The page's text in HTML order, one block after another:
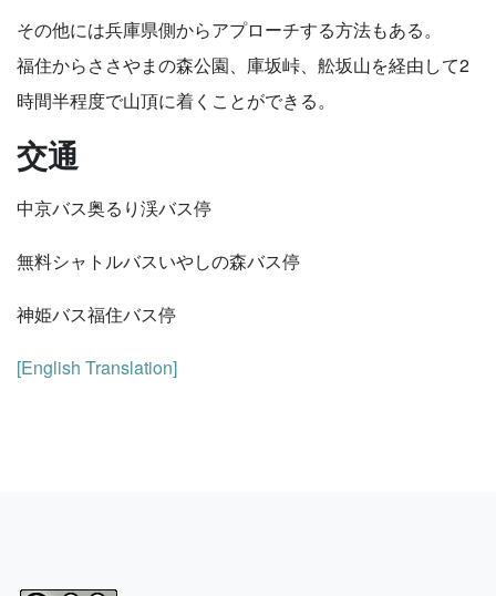
その他には兵庫県側からアプローチする方法もある。
福住からささやまの森公園、庫坂峠、舩坂山を経由して2
時間半程度で山頂に着くことができる。
交通
中京バス奥るり渓バス停
無料シャトルバスいやしの森バス停
神姫バス福住バス停
[English Translation]